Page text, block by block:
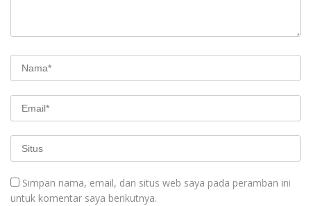
Simpan nama, email, dan situs web saya pada peramban ini
untuk komentar saya berikutnya.